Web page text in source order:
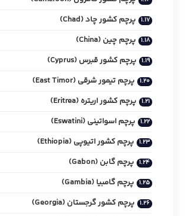
پرچم کشور چاد (Chad)
پرچم چین (China)
پرچم کشور قبرس (Cyprus)
پرچم تیمور شرقی (East Timor)
پرچم کشور اریتره (Eritrea)
پرچم اسواتینی (Eswatini)
پرچم کشور اتیوپی (Ethiopia)
پرچم گابن (Gabon)
پرچم گامبیا (Gambia)
پرچم کشور گرجستان (Georgia)